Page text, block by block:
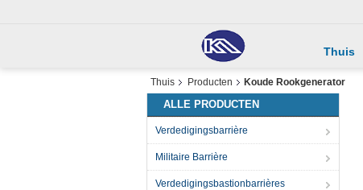
Thuis
Thuis Producten Koude Rookgenerator
ALLE PRODUCTEN
Verdedigingsbarrière
Militaire Barrière
Verdedigingsbastionbarrières